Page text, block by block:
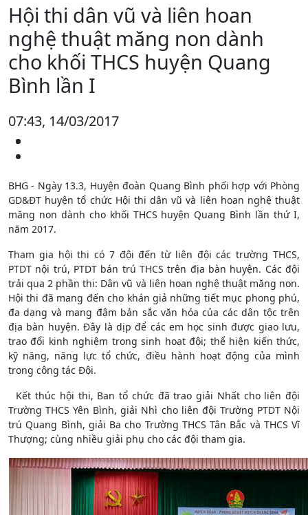
Hội thi dân vũ và liên hoan
nghệ thuật măng non dành
cho khối THCS huyện Quang
Bình lần I
07:43, 14/03/2017
BHG - Ngày 13.3, Huyện đoàn Quang Bình phối hợp với Phòng
GD&ĐT huyện tổ chức Hội thi dân vũ và liên hoan nghệ thuật
măng non dành cho khối THCS huyện Quang Bình lần thứ I,
năm 2017.
Tham gia hội thi có 7 đội đến từ liên đội các trường THCS,
PTDT nội trú, PTDT bán trú THCS trên địa bàn huyện. Các đội
trải qua 2 phần thi: Dân vũ và liên hoan nghệ thuật măng non.
Hội thi đã mang đến cho khán giả những tiết mục phong phú,
đa dạng và mang đậm bản sắc văn hóa của các dân tộc trên
địa bàn huyện. Đây là dịp để các em học sinh được giao lưu,
trao đổi kinh nghiệm trong sinh hoạt đội; thể hiện kiến thức,
kỹ năng, năng lực tổ chức, điều hành hoạt động của mình
trong công tác Đội.
Kết thúc hội thi, Ban tổ chức đã trao giải Nhất cho liên đội
Trường THCS Yên Bình, giải Nhì cho liên đội Trường PTDT Nội
trú Quang Bình, giải Ba cho Trường THCS Tân Bắc và THCS Vĩ
Thượng; cùng nhiều giải phụ cho các đội tham gia.